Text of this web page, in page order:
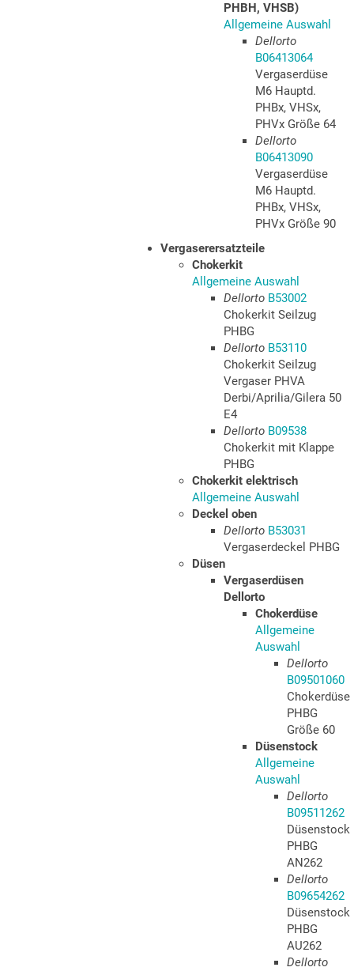
PHBH, VHSB)
Allgemeine Auswahl
Dellorto
B06413064
Vergaserdüse
M6 Hauptd.
PHBx, VHSx,
PHVx Größe 64
Dellorto
B06413090
Vergaserdüse
M6 Hauptd.
PHBx, VHSx,
PHVx Größe 90
Vergaserersatzteile
Chokerkit
Allgemeine Auswahl
Dellorto B53002
Chokerkit Seilzug
PHBG
Dellorto B53110
Chokerkit Seilzug
Vergaser PHVA
Derbi/Aprilia/Gilera 50
E4
Dellorto B09538
Chokerkit mit Klappe
PHBG
Chokerkit elektrisch
Allgemeine Auswahl
Deckel oben
Dellorto B53031
Vergaserdeckel PHBG
Düsen
Vergaserdüsen
Dellorto
Chokerdüse
Allgemeine
Auswahl
Dellorto
B09501060
Chokerdüse
PHBG
Größe 60
Düsenstock
Allgemeine
Auswahl
Dellorto
B09511262
Düsenstock
PHBG
AN262
Dellorto
B09654262
Düsenstock
PHBG
AU262
Dellorto